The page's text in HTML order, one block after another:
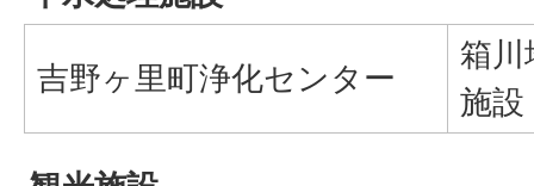
吉野ヶ里町浄化センター
箱川
施設